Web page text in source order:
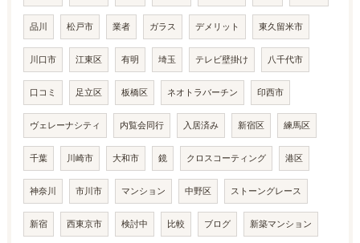
品川 松戸市 業者 ガラス デメリット 東久留米市
川口市 江東区 有明 埼玉 テレビ壁掛け 八千代市
口コミ 足立区 板橋区 ネオトラバーチン 印西市
ヴェレーナシティ 内覧会同行 入居済み 新宿区 練馬区
千葉 川崎市 大和市 鏡 クロスコーティング 港区
神奈川 市川市 マンション 中野区 ストーングレース
新宿 西東京市 検討中 比較 ブログ 新築マンション